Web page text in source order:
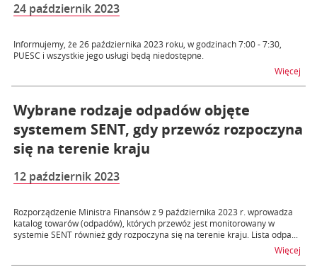
24 październik 2023
Informujemy, że 26 października 2023 roku, w godzinach 7:00 - 7:30,
PUESC i wszystkie jego usługi będą niedostępne.
Więcej
Wybrane rodzaje odpadów objęte
systemem SENT, gdy przewóz rozpoczyna
się na terenie kraju
12 październik 2023
Rozporządzenie Ministra Finansów z 9 października 2023 r. wprowadza
katalog towarów (odpadów), których przewóz jest monitorowany w
systemie SENT również gdy rozpoczyna się na terenie kraju. Lista odpa...
Więcej